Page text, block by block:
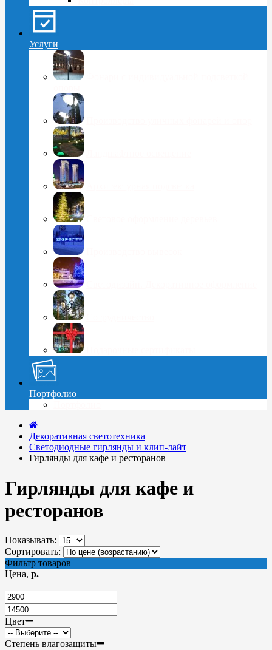
Услуги
Портфолио
Декоративная светотехника
Светодиодные гирлянды и клип-лайт
Гирлянды для кафе и ресторанов
Гирлянды для кафе и
ресторанов
Показывать:
Сортировать:
Фильтр товаров
Цена, р.
Цвет
Степень влагозащиты